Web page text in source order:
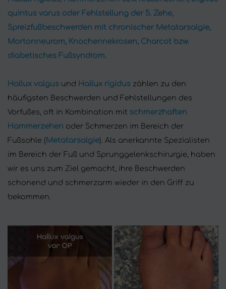
quintus varus oder Fehlstellung der 5. Zehe,
Spreizfußbeschwerden mit chronischer Metatarsalgie,
Mortonneurom, Knochennekrosen, Charcot bzw.
diabetisches Fußsyndrom.
Hallux valgus und Hallux rigidus zählen zu den
häufigsten Beschwerden und Fehlstellungen des
Vorfußes, oft in Kombination mit schmerzhaften
Hammerzehen oder Schmerzen im Bereich der
Fußsohle (Metatarsalgie). Als anerkannte Spezialisten
im Bereich der Fuß und Sprunggelenkschirurgie, haben
wir es uns zum Ziel gemacht, ihre Beschwerden
schonend und schmerzarm wieder in den Griff zu
bekommen.